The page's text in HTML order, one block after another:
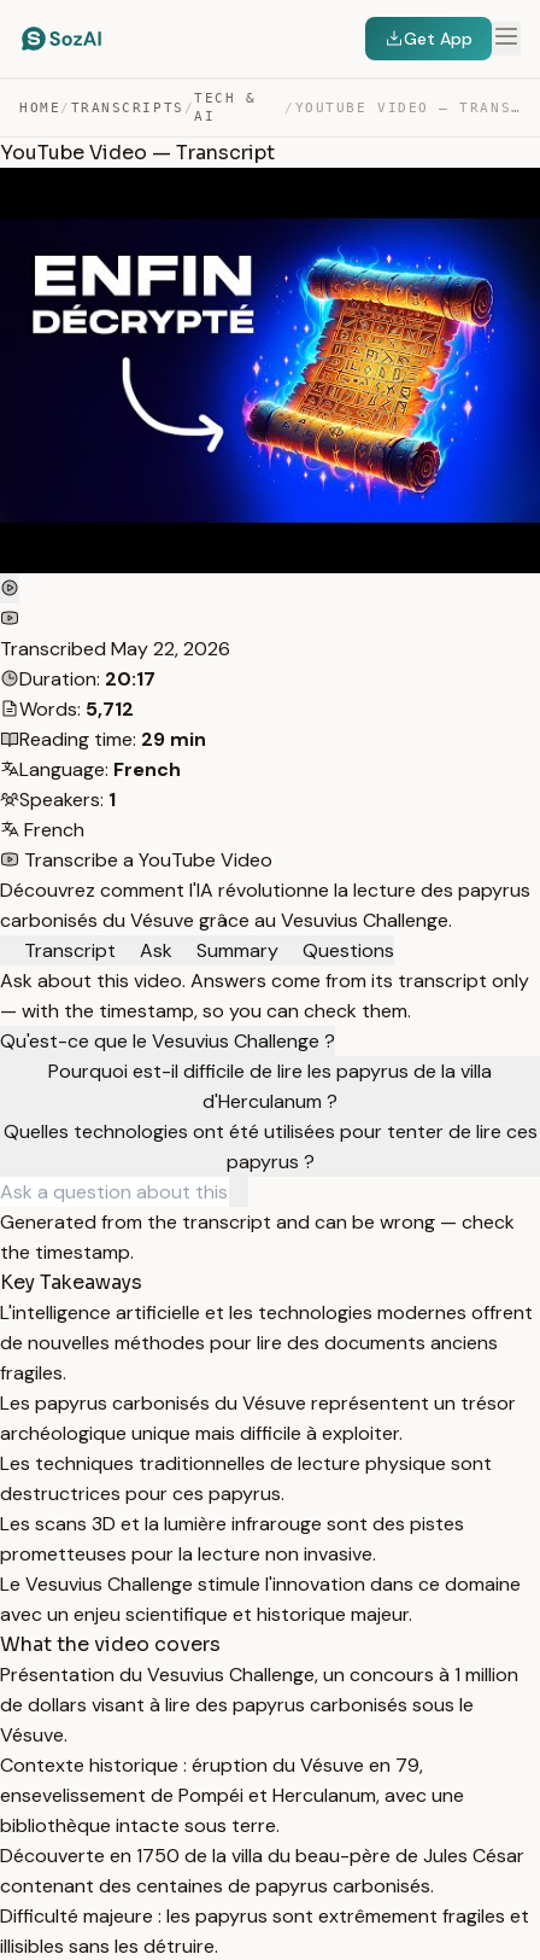
Get App
HOME / TRANSCRIPTS /
TECH &
AI
/ YOUTUBE VIDEO — TRANSCRIPT
YouTube Video — Transcript
Transcribed May 22, 2026
Duration: 20:17
Words: 5,712
Reading time: 29 min
Language: French
Speakers: 1
French
Transcribe a YouTube Video
Découvrez comment l'IA révolutionne la lecture des papyrus
carbonisés du Vésuve grâce au Vesuvius Challenge.
Transcript
Ask Summary
Questions
Ask about this video. Answers come from its transcript only
— with the timestamp, so you can check them.
Qu'est-ce que le Vesuvius Challenge ?
Pourquoi est-il difficile de lire les papyrus de la villa
d'Herculanum ?
Quelles technologies ont été utilisées pour tenter de lire ces
papyrus ?
Generated from the transcript and can be wrong — check
the timestamp.
Key Takeaways
L'intelligence artificielle et les technologies modernes offrent
de nouvelles méthodes pour lire des documents anciens
fragiles.
Les papyrus carbonisés du Vésuve représentent un trésor
archéologique unique mais difficile à exploiter.
Les techniques traditionnelles de lecture physique sont
destructrices pour ces papyrus.
Les scans 3D et la lumière infrarouge sont des pistes
prometteuses pour la lecture non invasive.
Le Vesuvius Challenge stimule l'innovation dans ce domaine
avec un enjeu scientifique et historique majeur.
What the video covers
Présentation du Vesuvius Challenge, un concours à 1 million
de dollars visant à lire des papyrus carbonisés sous le
Vésuve.
Contexte historique : éruption du Vésuve en 79,
ensevelissement de Pompéi et Herculanum, avec une
bibliothèque intacte sous terre.
Découverte en 1750 de la villa du beau-père de Jules César
contenant des centaines de papyrus carbonisés.
Difficulté majeure : les papyrus sont extrêmement fragiles et
illisibles sans les détruire.